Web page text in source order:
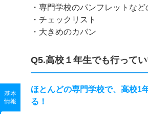
基本
情報
・専門学校のパンフレットなど
・チェックリスト
・大きめのカバン
Q5.高校１年生でも行ってい
ほとんどの専門学校で、高校1
る！